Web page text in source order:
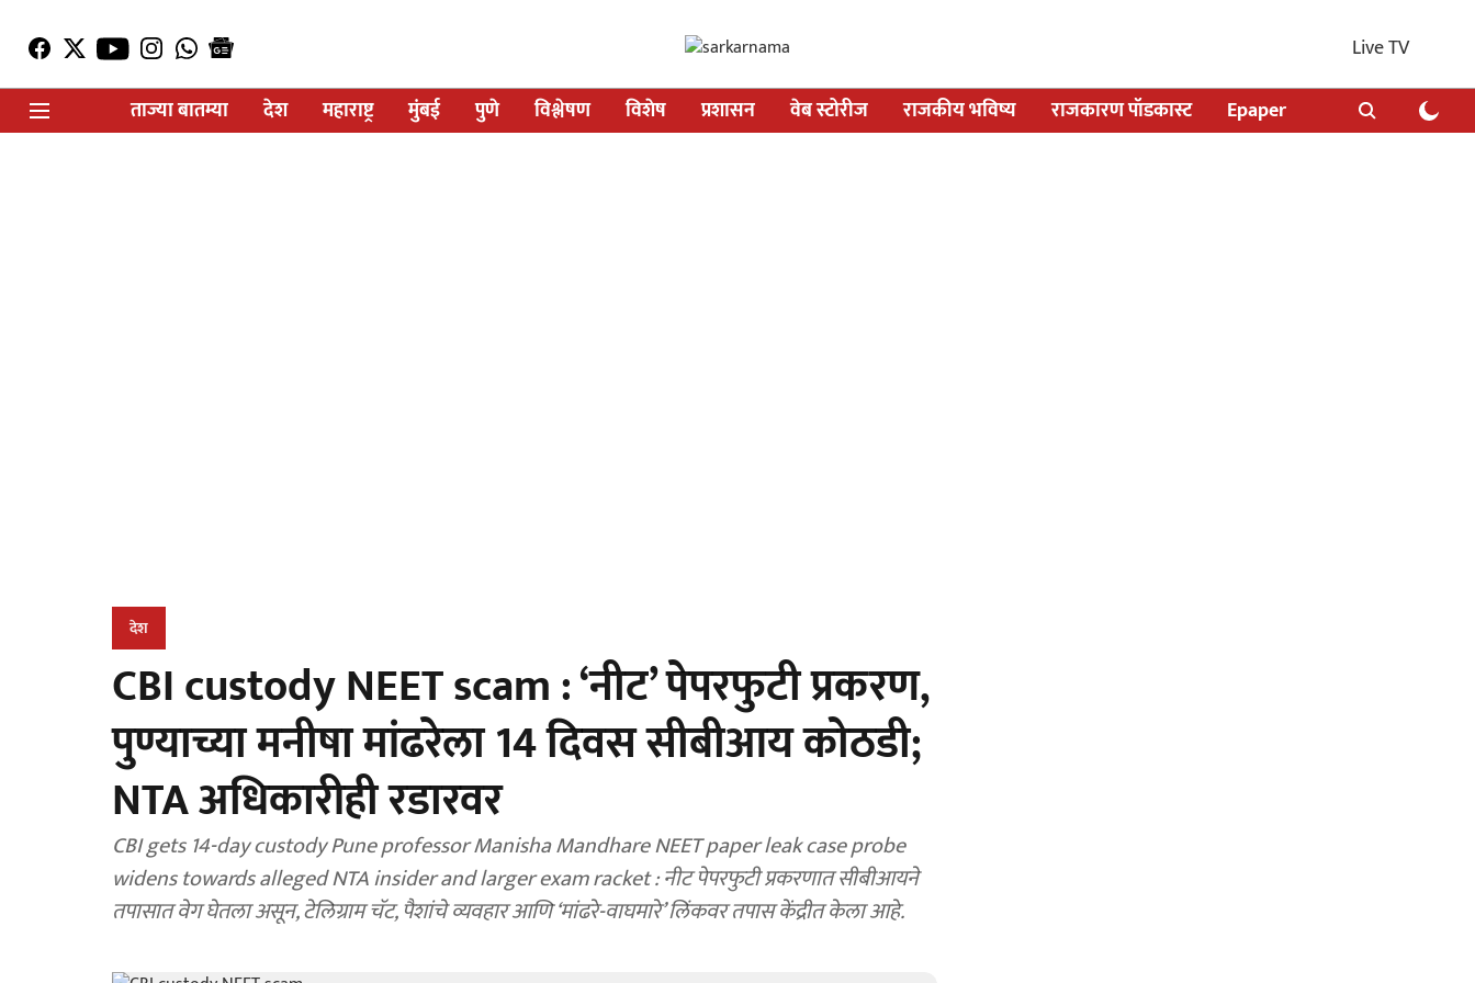
Live TV
ताज्या बातम्या
देश महाराष्ट्र मुंबई पुणे विश्लेषण विशेष प्रशासन वेब स्टोरीज राजकीय भविष्य राजकारण पॉडकास्ट Epaper
देश
CBI custody NEET scam : ‘नीट’ पेपरफुटी प्रकरण,
पुण्याच्या मनीषा मांढरेला 14 दिवस सीबीआय कोठडी;
NTA अधिकारीही रडारवर
CBI gets 14-day custody Pune professor Manisha Mandhare NEET paper leak case probe
widens towards alleged NTA insider and larger exam racket : नीट पेपरफुटी प्रकरणात सीबीआयने
तपासात वेग घेतला असून, टेलिग्राम चॅट, पैशांचे व्यवहार आणि ‘मांढरे-वाघमारे’ लिंकवर तपास केंद्रीत केला आहे.